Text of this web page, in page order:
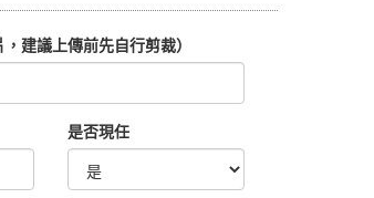
建議上傳前先自行剪裁）
是否現任